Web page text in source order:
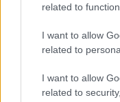
related to
I want to allow
related to
I want to allow
related to